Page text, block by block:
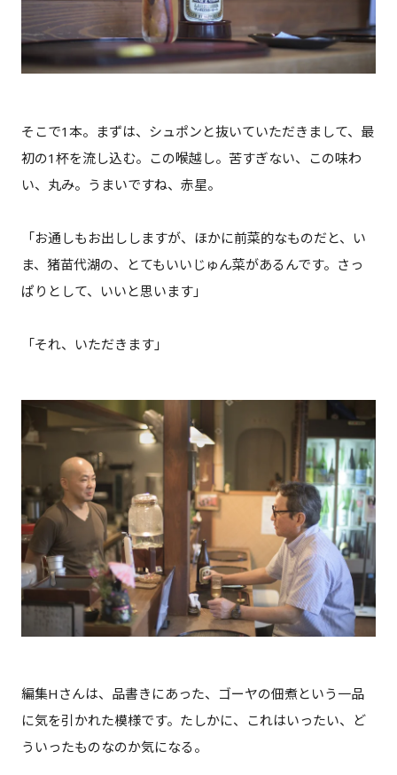
そこで1本。まずは、シュポンと抜いていただきまして、最
初の1杯を流し込む。この喉越し。苦すぎない、この味わ
い、丸み。うまいですね、赤星。
「お通しもお出ししますが、ほかに前菜的なものだと、い
ま、猪苗代湖の、とてもいいじゅん菜があるんです。さっ
ぱりとして、いいと思います」
「それ、いただきます」
編集Hさんは、品書きにあった、ゴーヤの佃煮という一品
に気を引かれた模様です。たしかに、これはいったい、ど
ういったものなのか気になる。